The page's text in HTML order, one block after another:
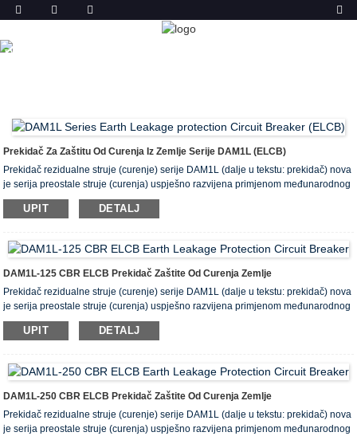
PROIZVODA
DOM
Prekidač Za Zaštitu Od Curenja Iz Zemlje Serije DAM1L (ELCB)
Prekidač rezidualne struje (curenje) serije DAM1L (dalje u tekstu: prekidač) nova
je serija preostale struje (curenja) uspješno razvijena primjenom međunarodnog
standardnog dizajna i napredne proizvodne tehnologije.
Zaštitni prekidač u obliku lijevanog kućišta.
690V (Inm je veći od 250A), koji se uglavnom koristi za izmjeničnu struju od
50Hz i nazivne vrijednosti u distributivnoj mreži struje od 10A ~ 500A i nazivnog
radnog napona 380V / 400V, koristi se za distribuciju električne energije i zaštitu
UPIT DETALJ
DAM1L-125 CBR ELCB Prekidač Zaštite Od Curenja Zemlje
Prekidač rezidualne struje (curenje) serije DAM1L (dalje u tekstu: prekidač) nova
je serija preostale struje (curenja) uspješno razvijena primjenom međunarodnog
standardnog dizajna i napredne proizvodne tehnologije.
Zaštitni prekidač u obliku lijevanog kućišta.
690V (Inm je veći od 250A), koji se uglavnom koristi za izmjeničnu struju od
50Hz i nazivne vrijednosti u distributivnoj mreži struje od 10A ~ 500A i nazivnog
radnog napona 380V / 400V, koristi se za distribuciju električne energije i zaštitu
U normalnim uvjetima, može se koristiti i za rijetko prebacivanje vodova.
UPIT DETALJ
DAM1L-250 CBR ELCB Prekidač Zaštite Od Curenja Zemlje
Prekidač rezidualne struje (curenje) serije DAM1L (dalje u tekstu: prekidač) nova
je serija preostale struje (curenja) uspješno razvijena primjenom međunarodnog